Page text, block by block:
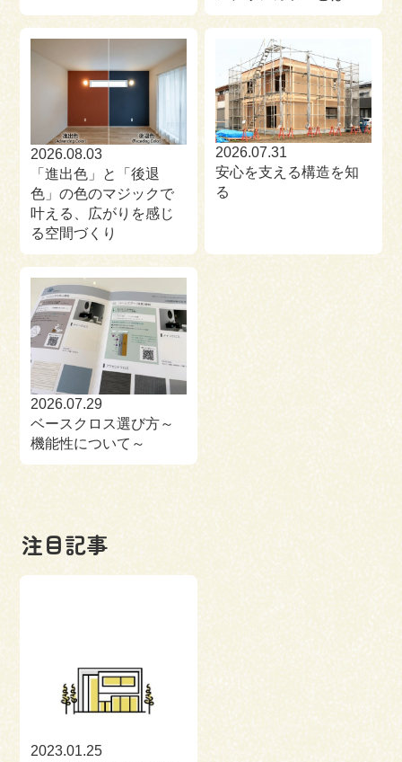
2026.08.03
「進出色」と「後退
色」の色のマジックで
叶える、広がりを感じ
る空間づくり
2026.07.31
安心を支える構造を知
る
2026.07.29
ベースクロス選び方～
機能性について～
注目記事
2023.01.25